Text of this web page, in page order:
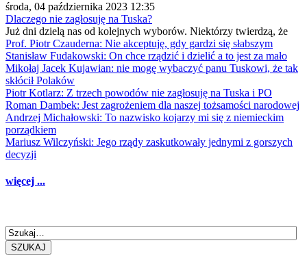
środa, 04 października 2023 12:35
Dlaczego nie zagłosuję na Tuska?
Już dni dzielą nas od kolejnych wyborów. Niektórzy twierdzą, że
Prof. Piotr Czauderna: Nie akceptuję, gdy gardzi się słabszym
Stanisław Fudakowski: On chce rządzić i dzielić a to jest za mało
Mikołaj Jacek Kujawian: nie mogę wybaczyć panu Tuskowi, że tak
skłócił Polaków
Piotr Kotlarz: Z trzech powodów nie zagłosuję na Tuska i PO
Roman Dambek: Jest zagrożeniem dla naszej tożsamości narodowej
Andrzej Michałowski: To nazwisko kojarzy mi się z niemieckim
porządkiem
Mariusz Wilczyński: Jego rządy zaskutkowały jednymi z gorszych
decyzji
więcej ...
SZUKAJ